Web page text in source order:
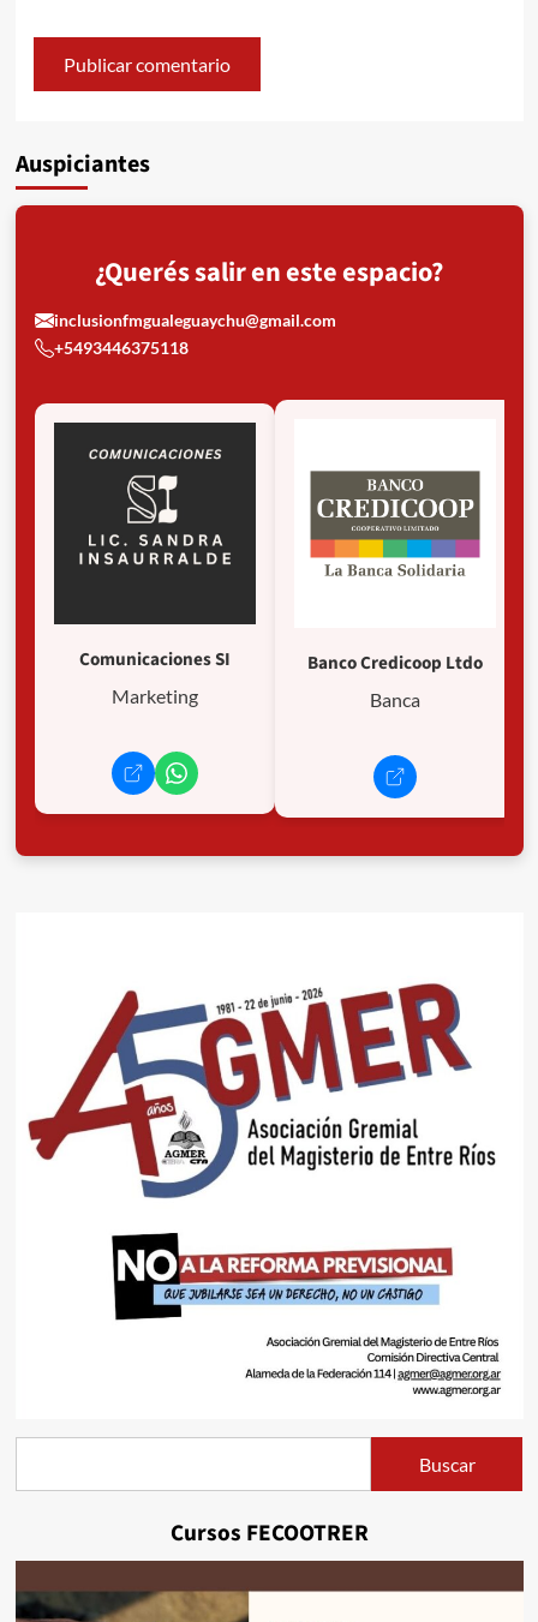
Auspiciantes
¿Querés salir en este espacio?
inclusionfmgualeguaychu@gmail.com
+5493446375118
Comunicaciones SI
Marketing
Banco Credicoop Ltdo
Banca
Buscar
Cursos FECOOTRER